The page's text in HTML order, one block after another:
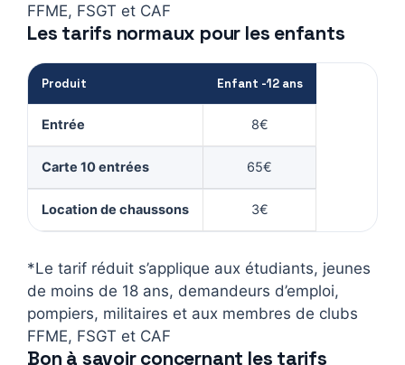
FFME, FSGT et CAF
Les tarifs normaux pour les enfants
Produit Enfant -12 ans
Entrée 8€
Carte 10 entrées 65€
Location de chaussons 3€
*Le tarif réduit s’applique aux étudiants, jeunes
de moins de 18 ans, demandeurs d’emploi,
pompiers, militaires et aux membres de clubs
FFME, FSGT et CAF
Bon à savoir concernant les tarifs